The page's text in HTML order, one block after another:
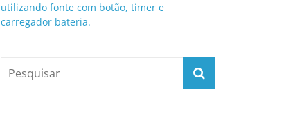
utilizando fonte com botão, timer e
carregador bateria.